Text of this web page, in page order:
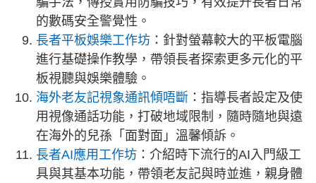
的數碼安全警覺性。
長者平板娛樂工作坊 ：針對螢幕較大的平板電腦
進行基礎操作教學，帶領長者探索更多元化的平
板視聽與娛樂體驗。
海外老友記視象通訊傾唔斷 ：指導長者設定及使
用視像通話功能，打破地域限制，隨時隨地與遠
在海外的兒孫「面對面」溫馨傾訴。
長者AI應用工作坊 ：介紹時下流行的AI入門級工
具與其基本功能，帶領老友記與時並進，親身體